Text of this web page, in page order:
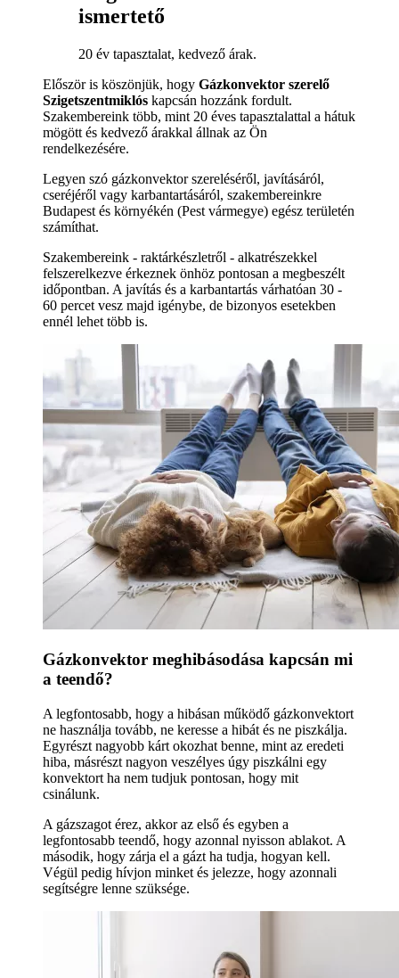
ismertető
20 év tapasztalat, kedvező árak.
Először is köszönjük, hogy Gázkonvektor szerelő
Szigetszentmiklós kapcsán hozzánk fordult.
Szakembereink több, mint 20 éves tapasztalattal a hátuk
mögött és kedvező árakkal állnak az Ön
rendelkezésére.
Legyen szó gázkonvektor szereléséről, javításáról,
cseréjéről vagy karbantartásáról, szakembereinkre
Budapest és környékén (Pest vármegye) egész területén
számíthat.
Szakembereink - raktárkészletről - alkatrészekkel
felszerelkezve érkeznek önhöz pontosan a megbeszélt
időpontban. A javítás és a karbantartás várhatóan 30 -
60 percet vesz majd igénybe, de bizonyos esetekben
ennél lehet több is.
Gázkonvektor meghibásodása kapcsán mi
a teendő?
A legfontosabb, hogy a hibásan működő gázkonvektort
ne használja tovább, ne keresse a hibát és ne piszkálja.
Egyrészt nagyobb kárt okozhat benne, mint az eredeti
hiba, másrészt nagyon veszélyes úgy piszkálni egy
konvektort ha nem tudjuk pontosan, hogy mit
csinálunk.
A gázszagot érez, akkor az első és egyben a
legfontosabb teendő, hogy azonnal nyisson ablakot. A
második, hogy zárja el a gázt ha tudja, hogyan kell.
Végül pedig hívjon minket és jelezze, hogy azonnali
segítségre lenne szüksége.